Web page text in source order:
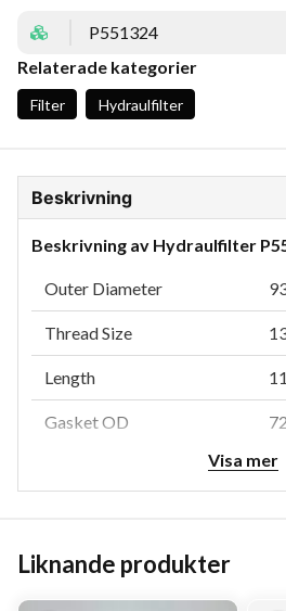
P551324
Relaterade kategorier
Filter Hydraulfilter
Beskrivning
Beskrivning av Hydraulfilter
Outer Diameter
Thread Size
Length
Gasket OD
Efficiency Beta 1000
Bypass Valve
Visa mer
Liknande produkter